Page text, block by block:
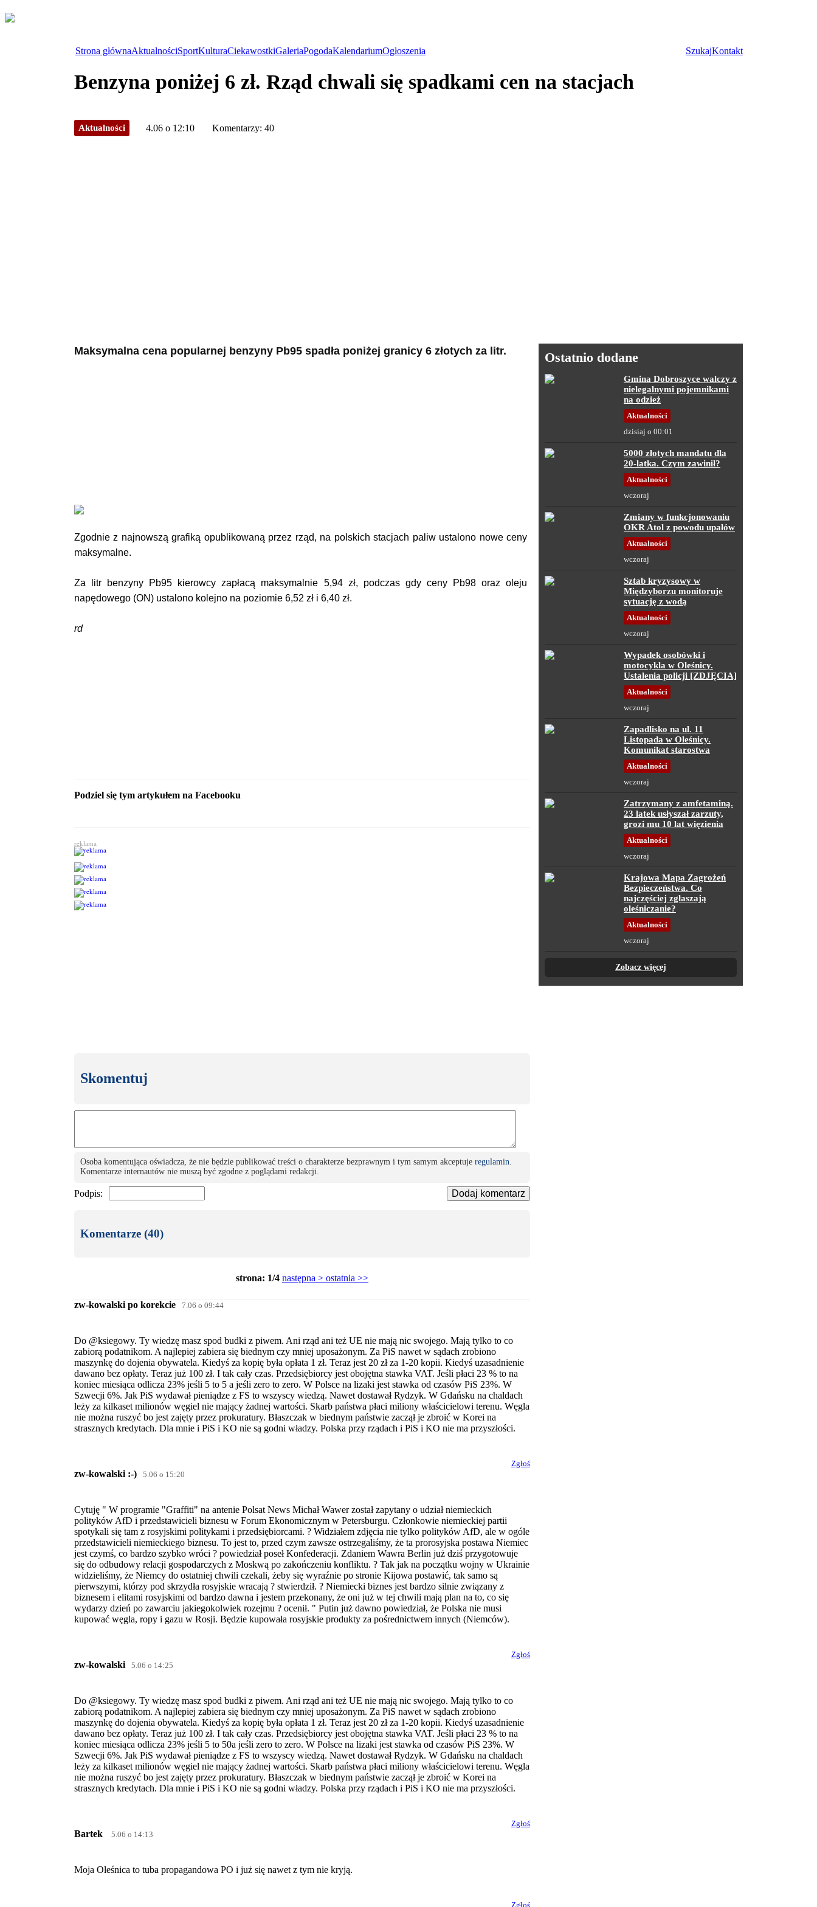
Strona głównaAktualnościSportKulturaCiekawostkiGaleriaPogodaKalendariumOgłoszenia SzukajKontakt
Benzyna poniżej 6 zł. Rząd chwali się spadkami cen na stacjach
Aktualności 4.06 o 12:10 Komentarzy: 40
Maksymalna cena popularnej benzyny Pb95 spadła poniżej granicy 6 złotych za litr.
Zgodnie z najnowszą grafiką opublikowaną przez rząd, na polskich stacjach paliw ustalono nowe ceny
maksymalne.
Za litr benzyny Pb95 kierowcy zapłacą maksymalnie 5,94 zł, podczas gdy ceny Pb98 oraz oleju
napędowego (ON) ustalono kolejno na poziomie 6,52 zł i 6,40 zł.
rd
Podziel się tym artykułem na Facebooku
reklama
Skomentuj
Osoba komentująca oświadcza, że nie będzie publikować treści o charakterze bezprawnym i tym samym akceptuje regulamin.
Komentarze internautów nie muszą być zgodne z poglądami redakcji.
Podpis: Dodaj komentarz
Komentarze (40)
strona: 1/4 następna > ostatnia >>
zw-kowalski po korekcie 7.06 o 09:44
Do @ksiegowy. Ty wiedzę masz spod budki z piwem. Ani rząd ani też UE nie mają nic swojego. Mają tylko to co
zabiorą podatnikom. A najlepiej zabiera się biednym czy mniej uposażonym. Za PiS nawet w sądach zrobiono
maszynkę do dojenia obywatela. Kiedyś za kopię była opłata 1 zł. Teraz jest 20 zł za 1-20 kopii. Kiedyś uzasadnienie
dawano bez opłaty. Teraz już 100 zł. I tak cały czas. Przedsiębiorcy jest obojętna stawka VAT. Jeśli płaci 23 % to na
koniec miesiąca odlicza 23% jeśli 5 to 5 a jeśli zero to zero. W Polsce na lizaki jest stawka od czasów PiS 23%. W
Szwecji 6%. Jak PiS wydawał pieniądze z FS to wszyscy wiedzą. Nawet dostawał Rydzyk. W Gdańsku na chaldach
leży za kilkaset milionów węgiel nie mający żadnej wartości. Skarb państwa płaci miliony właścicielowi terenu. Węgla
nie można ruszyć bo jest zajęty przez prokuratury. Błaszczak w biednym państwie zaczął je zbroić w Korei na
strasznych kredytach. Dla mnie i PiS i KO nie są godni władzy. Polska przy rządach i PiS i KO nie ma przyszłości.
Zgłoś
zw-kowalski :-) 5.06 o 15:20
Cytuję " W programie "Graffiti" na antenie Polsat News Michał Wawer został zapytany o udział niemieckich
polityków AfD i przedstawicieli biznesu w Forum Ekonomicznym w Petersburgu. Członkowie niemieckiej partii
spotykali się tam z rosyjskimi politykami i przedsiębiorcami. ? Widziałem zdjęcia nie tylko polityków AfD, ale w ogóle
przedstawicieli niemieckiego biznesu. To jest to, przed czym zawsze ostrzegaliśmy, że ta prorosyjska postawa Niemiec
jest czymś, co bardzo szybko wróci ? powiedział poseł Konfederacji. Zdaniem Wawra Berlin już dziś przygotowuje
się do odbudowy relacji gospodarczych z Moskwą po zakończeniu konfliktu. ? Tak jak na początku wojny w Ukrainie
widzieliśmy, że Niemcy do ostatniej chwili czekali, żeby się wyraźnie po stronie Kijowa postawić, tak samo są
pierwszymi, którzy pod skrzydła rosyjskie wracają ? stwierdził. ? Niemiecki biznes jest bardzo silnie związany z
biznesem i elitami rosyjskimi od bardzo dawna i jestem przekonany, że oni już w tej chwili mają plan na to, co się
wydarzy dzień po zawarciu jakiegokolwiek rozejmu ? ocenił. " Putin już dawno powiedział, że Polska nie musi
kupować węgla, ropy i gazu w Rosji. Będzie kupowała rosyjskie produkty za pośrednictwem innych (Niemców).
Zgłoś
zw-kowalski 5.06 o 14:25
Do @ksiegowy. Ty wiedzę masz spod budki z piwem. Ani rząd ani też UE nie mają nic swojego. Mają tylko to co
zabiorą podatnikom. A najlepiej zabiera się biednym czy mniej uposażonym. Za PiS nawet w sądach zrobiono
maszynkę do dojenia obywatela. Kiedyś za kopię była opłata 1 zł. Teraz jest 20 zł za 1-20 kopii. Kiedyś uzasadnienie
dawano bez opłaty. Teraz już 100 zł. I tak cały czas. Przedsiębiorcy jest obojętna stawka VAT. Jeśli płaci 23 % to na
koniec miesiąca odlicza 23% jeśli 5 to 50a jeśli zero to zero. W Polsce na lizaki jest stawka od czasów PiS 23%. W
Szwecji 6%. Jak PiS wydawał pieniądze z FS to wszyscy wiedzą. Nawet dostawał Rydzyk. W Gdańsku na chaldach
leży za kilkaset milionów węgiel nie mający żadnej wartości. Skarb państwa płaci miliony właścicielowi terenu. Węgla
nie można ruszyć bo jest zajęty przez prokuratury. Błaszczak w biednym państwie zaczął je zbroić w Korei na
strasznych kredytach. Dla mnie i PiS i KO nie są godni władzy. Polska przy rządach i PiS i KO nie ma przyszłości.
Zgłoś
Bartek 5.06 o 14:13
Moja Oleśnica to tuba propagandowa PO i już się nawet z tym nie kryją.
Zgłoś
Ostatnio dodane
Gmina Dobroszyce walczy z
nielegalnymi pojemnikami
na odzież
Aktualności
dzisiaj o 00:01
5000 złotych mandatu dla
20-latka. Czym zawinił?
Aktualności
wczoraj
Zmiany w funkcjonowaniu
OKR Atol z powodu upałów
Aktualności
wczoraj
Sztab kryzysowy w
Międzyborzu monitoruje
sytuację z wodą
Aktualności
wczoraj
Wypadek osobówki i
motocykla w Oleśnicy.
Ustalenia policji [ZDJĘCIA]
Aktualności
wczoraj
Zapadlisko na ul. 11
Listopada w Oleśnicy.
Komunikat starostwa
Aktualności
wczoraj
Zatrzymany z amfetaminą.
23 latek usłyszał zarzuty,
grozi mu 10 lat więzienia
Aktualności
wczoraj
Krajowa Mapa Zagrożeń
Bezpieczeństwa. Co
najczęściej zgłaszają
oleśniczanie?
Aktualności
wczoraj
Zobacz więcej